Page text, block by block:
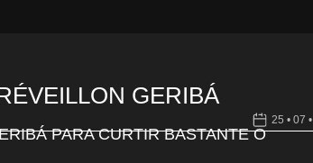
GERIBÁ
25 • 07
PARA CURTIR BASTANTE O